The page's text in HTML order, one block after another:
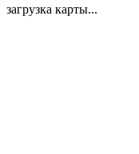
загрузка карты...